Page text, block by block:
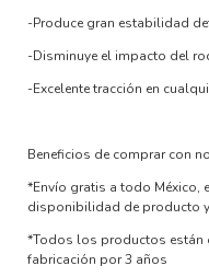
-Produce gran estabilidad
-Disminuye el impacto del
-Excelente tracción en
Beneficios de comprar con
*Envío gratis a todo México,
disponibilidad de producto
*Todos los productos están
fabricación por 3 años